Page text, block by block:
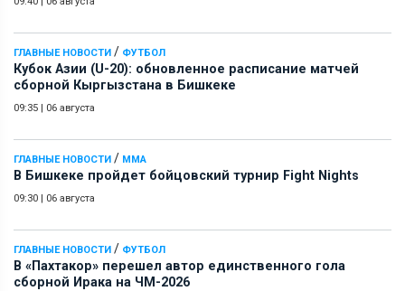
ГЛАВНЫЕ НОВОСТИ / ФУТБОЛ
Кубок Азии (U-20): обновленное расписание матчей
сборной Кыргызстана в Бишкеке
09:35 | 06 августа
ГЛАВНЫЕ НОВОСТИ / ММА
В Бишкеке пройдет бойцовский турнир Fight Nights
09:30 | 06 августа
ГЛАВНЫЕ НОВОСТИ / ФУТБОЛ
В «Пахтакор» перешел автор единственного гола
сборной Ирака на ЧМ-2026